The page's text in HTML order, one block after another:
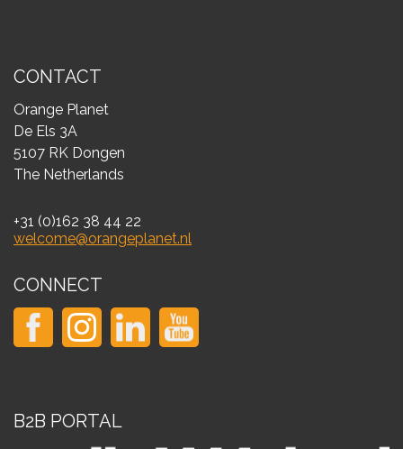
CONTACT
Orange Planet
De Els 3A
5107 RK Dongen
The Netherlands
+31 (0)162 38 44 22
welcome@orangeplanet.nl
CONNECT
B2B PORTAL